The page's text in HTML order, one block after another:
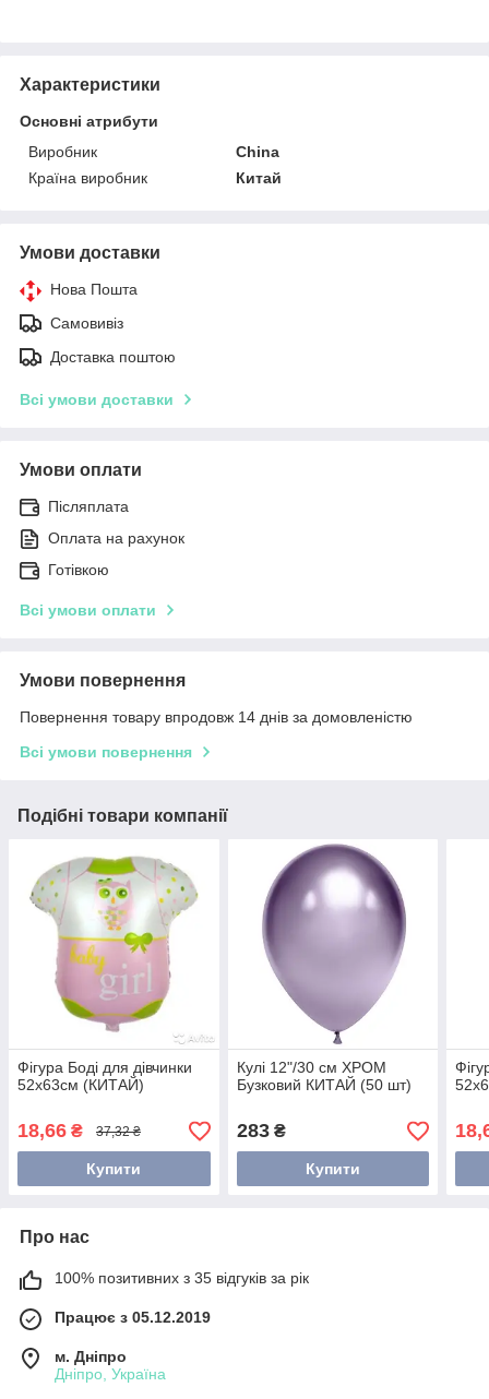
Характеристики
Основні атрибути
Виробник
China
Країна виробник
Китай
Умови доставки
Нова Пошта
Самовивіз
Доставка поштою
Всі умови доставки
Умови оплати
Післяплата
Оплата на рахунок
Готівкою
Всі умови оплати
Умови повернення
Повернення товару впродовж 14 днів за домовленістю
Всі умови повернення
Подібні товари компанії
Фігура Боді для дівчинки
52х63см (КИТАЙ)
18,66 ₴ 37,32 ₴
Купити
Кулі 12"/30 см ХРОМ
Бузковий КИТАЙ (50 шт)
283₴
Купити
Про нас
100% позитивних з 35 відгуків за рік
Працює з 05.12.2019
м. Дніпро
Дніпро, Україна